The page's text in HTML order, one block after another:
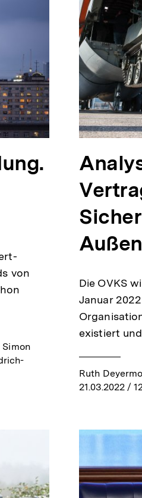
von
Die OVKS
Januar
existiert
Ruth
21.03.2022 /